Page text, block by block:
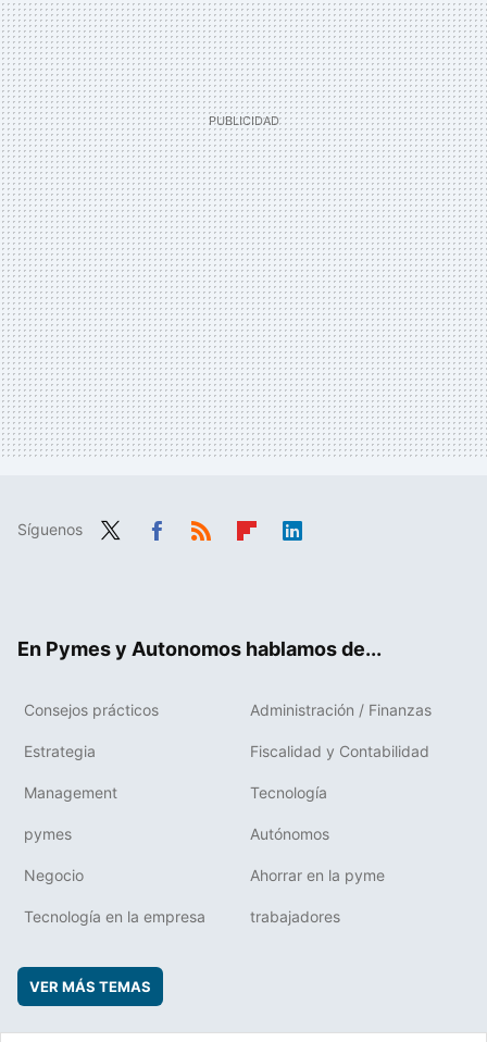
Síguenos
En Pymes y Autonomos hablamos de...
Consejos prácticos Administración / Finanzas
Estrategia Fiscalidad y Contabilidad
Management Tecnología
pymes Autónomos
Negocio Ahorrar en la pyme
Tecnología en la empresa trabajadores
VER MÁS TEMAS